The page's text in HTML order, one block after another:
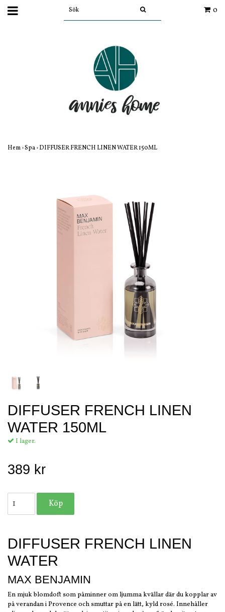
0
Hem›Spa›DIFFUSER FRENCH LINEN WATER 150ML
DIFFUSER FRENCH LINEN
WATER 150ML
I lager.
389 kr
DIFFUSER FRENCH LINEN
WATER
MAX BENJAMIN
En mjuk blomdoft som påminner om ljumma kvällar där du kopplar av
på verandan i Provence och smuttar på en lätt, kyld rosé. Innehåller